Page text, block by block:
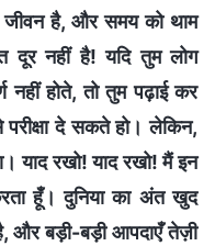
जीवन है, और समय को थाम
दूर नहीं है! यदि तुम लोग
नहीं होते, तो तुम पढ़ाई कर
दे सकते हो। लेकिन,
याद रखो! याद रखो! मैं इन
हूँ। दुनिया का अंत खुद
और बड़ी-बड़ी आपदाएँ तेज़ी